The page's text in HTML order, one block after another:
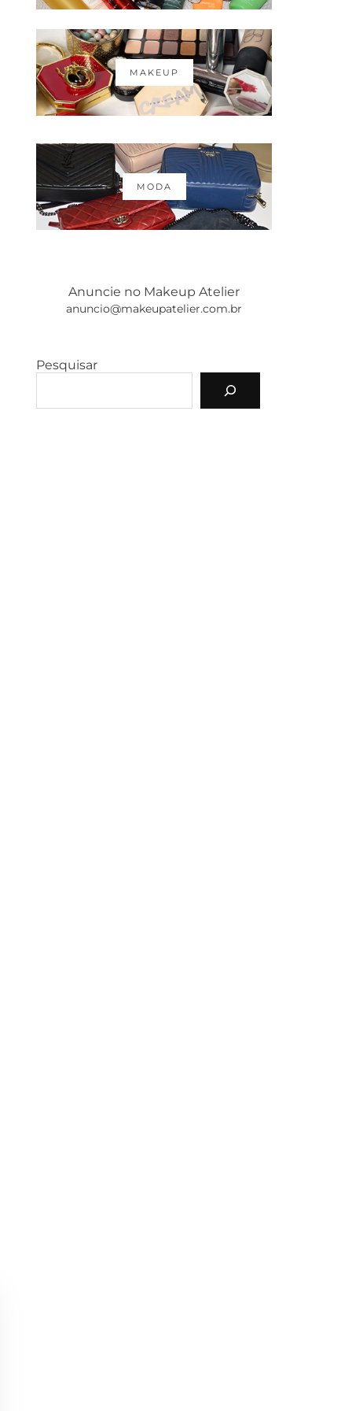
MAKEUP
MODA
Anuncie no Makeup Atelier
anuncio@makeupatelier.com.br
Pesquisar